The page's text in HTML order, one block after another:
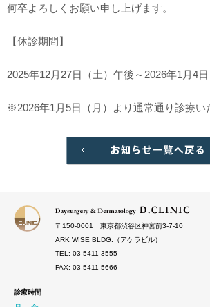
何卒よろしくお願い申し上げます。
【休診期間】
2025年12月27日（土）午後～2026年1月4日
※2026年1月5日 （月） より通常通り診療い
〒150‐0001 東京都渋谷区神宮前3-7-10
ARK WISE BLDG.（アケラビル）
TEL: 03-5411-3555
FAX: 03-5411-5666
診療時間